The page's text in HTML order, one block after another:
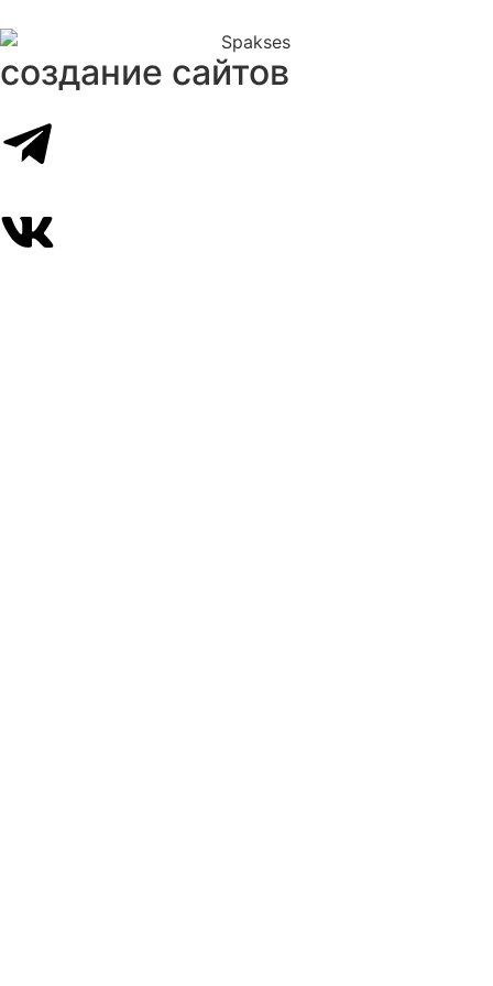
создание сайтов